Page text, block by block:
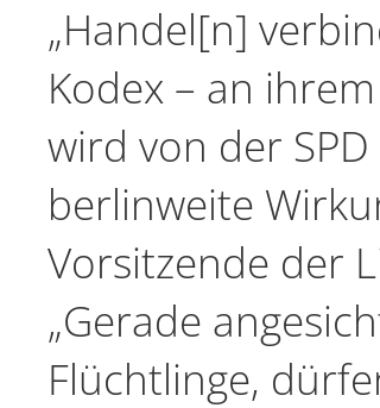
„Handel[n]
Kodex – an
wird von der
berlinweite
Vorsitzende der
„Gerade
Flüchtlinge,